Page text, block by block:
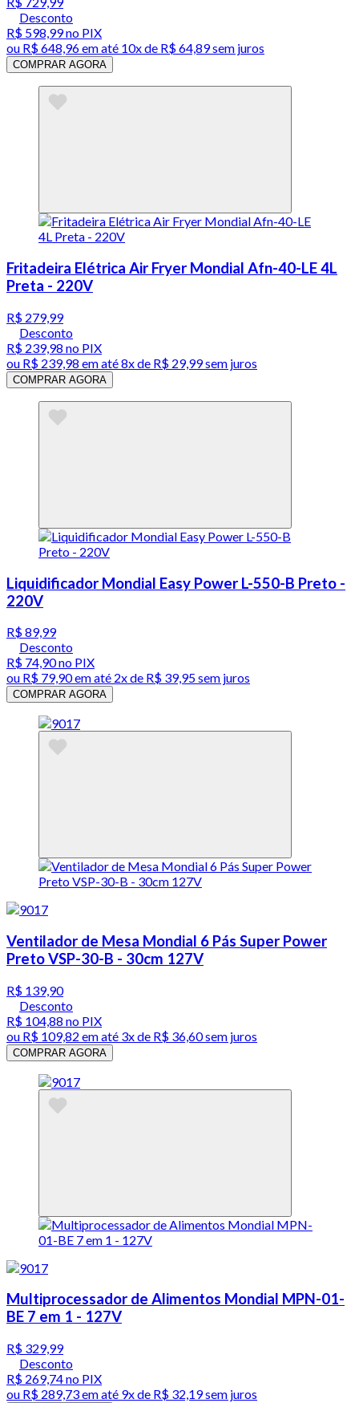
Desconto
R$ 598,99no PIX
ou R$ 648,96em até 10x de R$ 64,89 sem juros
COMPRAR AGORA
Fritadeira Elétrica Air Fryer Mondial Afn-40-LE 4L
Preta - 220V
R$ 279,99
Desconto
R$ 239,98 no PIX
ou R$ 239,98 em até8x de R$ 29,99 sem juros
COMPRAR AGORA
Liquidificador Mondial Easy Power L-550-B Preto -
220V
R$ 89,99
Desconto
R$ 74,90no PIX
ou R$ 79,90em até 2x de R$ 39,95 sem juros
COMPRAR AGORA
Ventilador de Mesa Mondial 6 Pás Super Power
Preto VSP-30-B - 30cm 127V
R$ 139,90
Desconto
R$ 104,88 no PIX
ou R$ 109,82 em até 3x de R$ 36,60 sem juros
COMPRAR AGORA
Multiprocessador de Alimentos Mondial MPN-01-
BE 7 em 1 - 127V
R$ 329,99
Desconto
R$ 269,74no PIX
ou R$ 289,73em até 9x de R$ 32,19 sem juros